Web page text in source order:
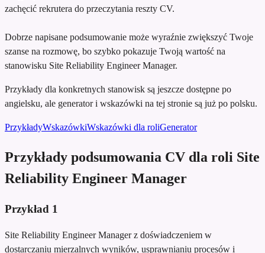
zachęcić rekrutera do przeczytania reszty CV.
Dobrze napisane podsumowanie może wyraźnie zwiększyć Twoje
szanse na rozmowę, bo szybko pokazuje Twoją wartość na
stanowisku Site Reliability Engineer Manager.
Przykłady dla konkretnych stanowisk są jeszcze dostępne po
angielsku, ale generator i wskazówki na tej stronie są już po polsku.
PrzykładyWskazówkiWskazówki dla roliGenerator
Przykłady podsumowania CV dla roli Site
Reliability Engineer Manager
Przykład 1
Site Reliability Engineer Manager z doświadczeniem w
dostarczaniu mierzalnych wyników, usprawnianiu procesów i